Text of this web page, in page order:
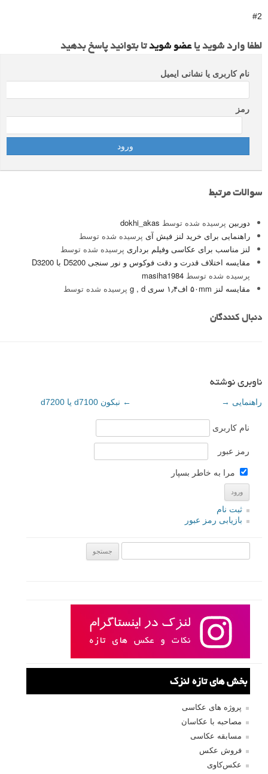
#2
لطفا وارد شوید یاعضو شویدتا بتوانید پاسخ بدهید
نام کاربری یا نشانی ایمیل
رمز
سوالات مرتبط
دوربین پرسیده شده توسط dokhi_akas
راهنمایی برای خرید لنز فیش آی پرسیده شده توسط
لنز مناسب برای عکاسی وفیلم برداری پرسیده شده توسط
مقایسه اختلاف قدرت و دقت فوکوس و نور سنجی D5200 با D3200
پرسیده شده توسط masiha1984
مقایسه لنز ۵۰mm اف۱٫۴ سری g , d
پرسیده شده توسط
دنبال کنندگان
ناوبری نوشته
← نبکون d7100 یا d7200 راهنمایی →
نام کاربری
رمز عبور
مرا به خاطر بسپار
ثبت نام
بازیابی رمز عبور
بخش های تازه لنزک
پروژه های عکاسی
مصاحبه با عکاسان
مسابقه عکاسی
فروش عکس
عکس‌کاوی